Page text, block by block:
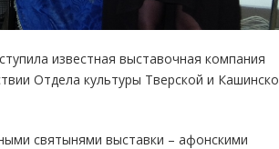
известная выставочная компания
Отдела культуры Тверской и
святынями выставки – афонскими